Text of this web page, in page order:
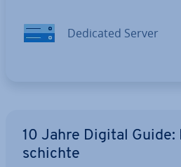
Dedicated Server
10 Jahre Digital
schich­te